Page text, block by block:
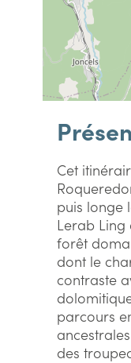
Cet
puis longe
Lerab Ling
forêt
dont le
contraste
parcours
des